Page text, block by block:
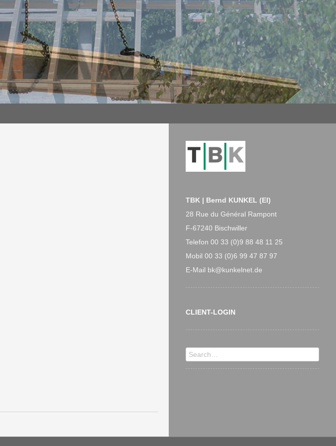
TBK | Bernd KUNKEL (EI)
28 Rue du Général Rampont
F-67240 Bischwiller
Telefon 00 33 (0)9 88 48 11 25
Mobil 00 33 (0)6 99 47 87 97
E-Mail bk@kunkelnet.de
CLIENT-LOGIN
Search